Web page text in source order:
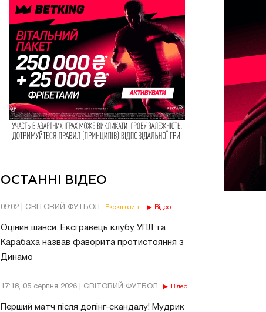
ОСТАННІ ВІДЕО
09:02 | СВІТОВИЙ ФУТБОЛ Ексклюзив Відео
Оцінив шанси. Ексгравець клубу УПЛ та
Карабаха назвав фаворита протистояння з
Динамо
17:18, 05 серпня 2026 | СВІТОВИЙ ФУТБОЛ Відео
Перший матч після допінг-скандалу! Мудрик